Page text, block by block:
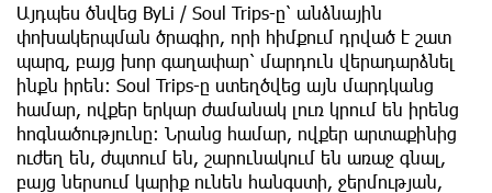
Այդպես ծնվեց ByLi / Soul Trips-ը՝ անձնային
փոխակերպման ծրագիր, որի հիմքում դրված է շատ
պարզ, բայց խոր գաղափար՝ մարդուն վերադարձնել
ինքն իրեն։ Soul Trips-ը ստեղծվեց այն մարդկանց
համար, ովքեր երկար ժամանակ լուռ կրում են իրենց
հոգնածությունը։ Նրանց համար, ովքեր արտաքինից
ուժեղ են, ժպտում են, շարունակում են առաջ գնալ,
բայց ներսում կարիք ունեն հանգստի, ջերմության,